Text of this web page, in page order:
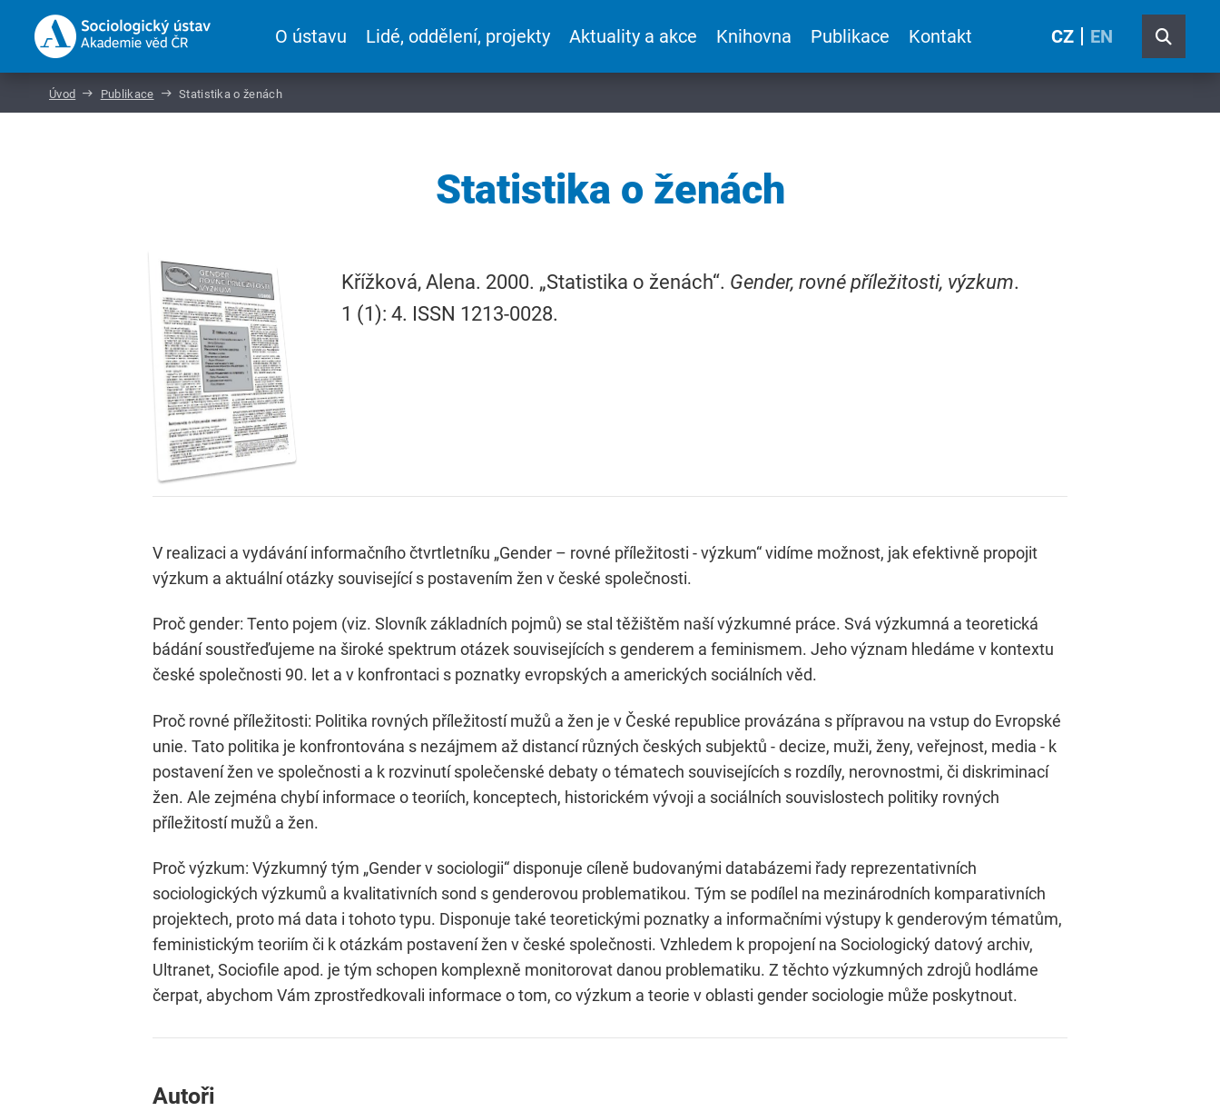
O ústavu Lidé, oddělení, projekty Aktuality a akce Knihovna Publikace Kontakt CZ EN
Úvod Publikace Statistika o ženách
Statistika o ženách
Křížková, Alena. 2000. „Statistika o ženách“. Gender, rovné příležitosti, výzkum.
1 (1): 4. ISSN 1213-0028.
V realizaci a vydávání informačního čtvrtletníku „Gender – rovné příležitosti - výzkum“ vidíme možnost, jak efektivně propojit
výzkum a aktuální otázky související s postavením žen v české společnosti.
Proč gender: Tento pojem (viz. Slovník základních pojmů) se stal těžištěm naší výzkumné práce. Svá výzkumná a teoretická
bádání soustřeďujeme na široké spektrum otázek souvisejících s genderem a feminismem. Jeho význam hledáme v kontextu
české společnosti 90. let a v konfrontaci s poznatky evropských a amerických sociálních věd.
Proč rovné příležitosti: Politika rovných příležitostí mužů a žen je v České republice provázána s přípravou na vstup do Evropské
unie. Tato politika je konfrontována s nezájmem až distancí různých českých subjektů - decize, muži, ženy, veřejnost, media - k
postavení žen ve společnosti a k rozvinutí společenské debaty o tématech souvisejících s rozdíly, nerovnostmi, či diskriminací
žen. Ale zejména chybí informace o teoriích, konceptech, historickém vývoji a sociálních souvislostech politiky rovných
příležitostí mužů a žen.
Proč výzkum: Výzkumný tým „Gender v sociologii“ disponuje cíleně budovanými databázemi řady reprezentativních
sociologických výzkumů a kvalitativních sond s genderovou problematikou. Tým se podílel na mezinárodních komparativních
projektech, proto má data i tohoto typu. Disponuje také teoretickými poznatky a informačními výstupy k genderovým tématům,
feministickým teoriím či k otázkám postavení žen v české společnosti. Vzhledem k propojení na Sociologický datový archiv,
Ultranet, Sociofile apod. je tým schopen komplexně monitorovat danou problematiku. Z těchto výzkumných zdrojů hodláme
čerpat, abychom Vám zprostředkovali informace o tom, co výzkum a teorie v oblasti gender sociologie může poskytnout.
Autoři